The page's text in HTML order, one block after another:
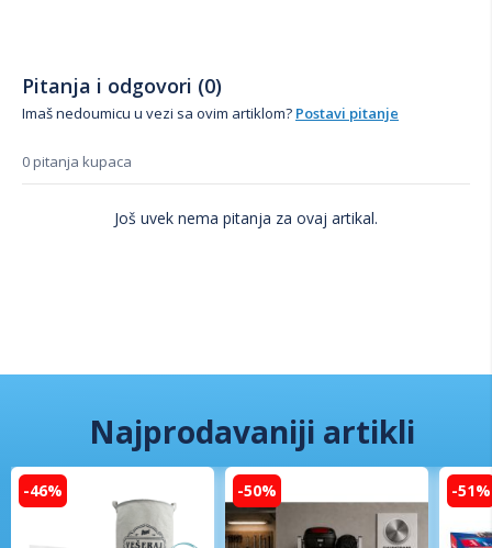
Pitanja i odgovori (0)
Imaš nedoumicu u vezi sa ovim artiklom? Postavi pitanje
0 pitanja kupaca
Još uvek nema pitanja za ovaj artikal.
Najprodavaniji artikli
-46% -50% -51%